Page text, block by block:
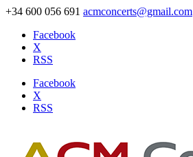
+34 600 056 691 acmconcerts@gmail.com
Facebook
X
RSS
Facebook
X
RSS